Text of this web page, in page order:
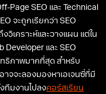
Page SEO และ Technical
จะถูกเรียกว่า SEO
เคราะห์และวางแผน แต่ใน
และ SEO
ธิภาพมากที่สุด สำหรับ
าจจะลองมองหาเอเจนซี่ที่มี
ทีมงานไปลงคอร์สเรียน